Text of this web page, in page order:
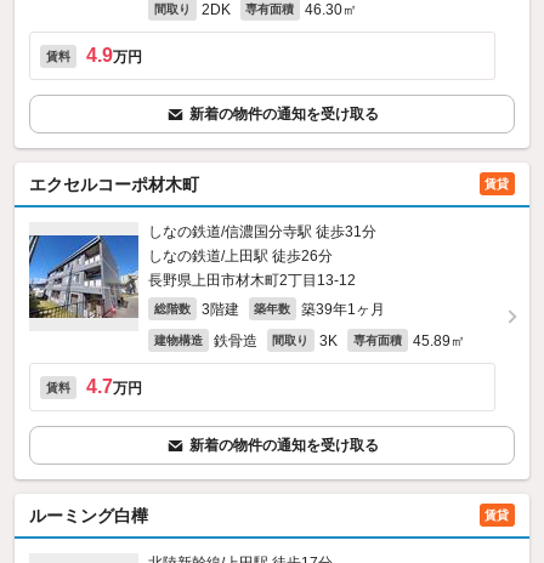
間取り 2DK 専有面積 46.30㎡
賃料 4.9万円
新着の物件の通知を受け取る
エクセルコーポ材木町 賃貸
しなの鉄道/信濃国分寺駅 徒歩31分
しなの鉄道/上田駅 徒歩26分
長野県上田市材木町2丁目13-12
総階数 3階建 築年数 築39年1ヶ月
建物構造 鉄骨造 間取り 3K 専有面積 45.89㎡
賃料 4.7万円
新着の物件の通知を受け取る
ルーミング白樺 賃貸